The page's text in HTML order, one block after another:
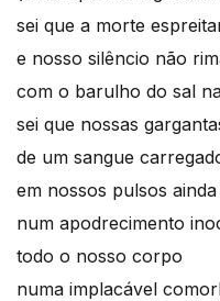
sei que a morte
e nosso silêncio não
com o barulho do sal
sei que nossas
de um sangue
em nossos pulsos
num apodrecimento
todo o nosso corpo
numa implacável